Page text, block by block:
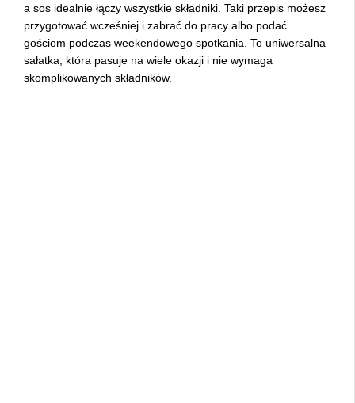
a sos idealnie łączy wszystkie składniki. Taki przepis możesz
przygotować wcześniej i zabrać do pracy albo podać
gościom podczas weekendowego spotkania. To uniwersalna
sałatka, która pasuje na wiele okazji i nie wymaga
skomplikowanych składników.